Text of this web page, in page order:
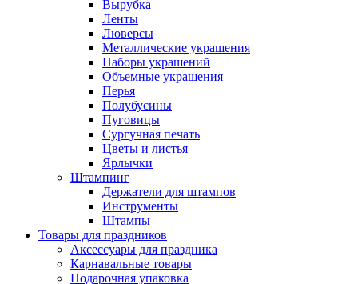
Вырубка
Ленты
Люверсы
Металлические украшения
Наборы украшений
Объемные украшения
Перья
Полубусины
Пуговицы
Сургучная печать
Цветы и листья
Ярлычки
Штампинг
Держатели для штампов
Инструменты
Штампы
Товары для праздников
Аксессуары для праздника
Карнавальные товары
Подарочная упаковка